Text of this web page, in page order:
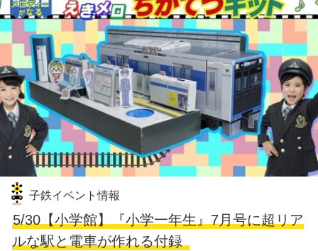
子鉄イベント情報
5/30【小学館】『小学一年生』7月号に超リア
ルな駅と電車が作れる付録